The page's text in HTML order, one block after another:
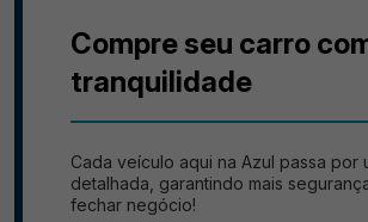
Compre seu carro
tranquilidade
Cada veículo aqui na Azul passa por
detalhada, garantindo mais
fechar negócio!